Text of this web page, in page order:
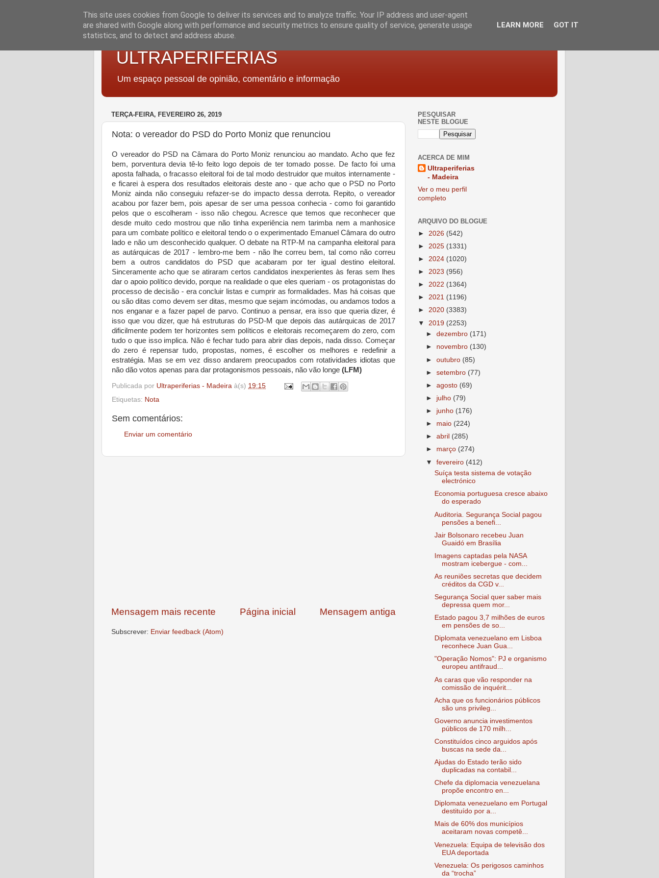
ULTRAPERIFERIAS
Um espaço pessoal de opinião, comentário e informação
TERÇA-FEIRA, FEVEREIRO 26, 2019
Nota: o vereador do PSD do Porto Moniz que renunciou
O vereador do PSD na Câmara do Porto Moniz renunciou ao mandato. Acho que fez
bem, porventura devia tê-lo feito logo depois de ter tomado posse. De facto foi uma
aposta falhada, o fracasso eleitoral foi de tal modo destruidor que muitos internamente -
e ficarei à espera dos resultados eleitorais deste ano - que acho que o PSD no Porto
Moniz ainda não conseguiu refazer-se do impacto dessa derrota. Repito, o vereador
acabou por fazer bem, pois apesar de ser uma pessoa conhecia - como foi garantido
pelos que o escolheram - isso não chegou. Acresce que temos que reconhecer que
desde muito cedo mostrou que não tinha experiência nem tarimba nem a manhosice
para um combate político e eleitoral tendo o o experimentado Emanuel Câmara do outro
lado e não um desconhecido qualquer. O debate na RTP-M na campanha eleitoral para
as autárquicas de 2017 - lembro-me bem - não lhe correu bem, tal como não correu
bem a outros candidatos do PSD que acabaram por ter igual destino eleitoral.
Sinceramente acho que se atiraram certos candidatos inexperientes às feras sem lhes
dar o apoio político devido, porque na realidade o que eles queriam - os protagonistas do
processo de decisão - era concluir listas e cumprir as formalidades. Mas há coisas que
ou são ditas como devem ser ditas, mesmo que sejam incómodas, ou andamos todos a
nos enganar e a fazer papel de parvo. Continuo a pensar, era isso que queria dizer, é
isso que vou dizer, que há estruturas do PSD-M que depois das autárquicas de 2017
dificilmente podem ter horizontes sem políticos e eleitorais recomeçarem do zero, com
tudo o que isso implica. Não é fechar tudo para abrir dias depois, nada disso. Começar
do zero é repensar tudo, propostas, nomes, é escolher os melhores e redefinir a
estratégia. Mas se em vez disso andarem preocupados com rotatividades idiotas que
não dão votos apenas para dar protagonismos pessoais, não vão longe (LFM)
Publicada por Ultraperiferias - Madeira à(s) 19:15
Etiquetas: Nota
Sem comentários:
Enviar um comentário
Mensagem mais recente Mensagem antiga
Página inicial
Subscrever: Enviar feedback (Atom)
PESQUISAR
NESTE BLOGUE
ACERCA DE MIM
Ultraperiferias
- Madeira
Ver o meu perfil
completo
ARQUIVO DO BLOGUE
► 2026 (542)
► 2025 (1331)
► 2024 (1020)
► 2023 (956)
► 2022 (1364)
► 2021 (1196)
► 2020 (3383)
▼ 2019 (2253)
►dezembro (171)
► novembro (130)
►outubro (85)
►setembro (77)
►agosto (69)
► julho (79)
► junho (176)
► maio (224)
►abril (285)
► março (274)
▼fevereiro (412)
Suíça testa sistema de votação
electrónico
Economia portuguesa cresce abaixo
do esperado
Auditoria. Segurança Social pagou
pensões a benefi...
Jair Bolsonaro recebeu Juan
Guaidó em Brasília
Imagens captadas pela NASA
mostram icebergue - com...
As reuniões secretas que decidem
créditos da CGD v...
Segurança Social quer saber mais
depressa quem mor...
Estado pagou 3,7 milhões de euros
em pensões de so...
Diplomata venezuelano em Lisboa
reconhece Juan Gua...
"Operação Nomos": PJ e organismo
europeu antifraud...
As caras que vão responder na
comissão de inquérit...
Acha que os funcionários públicos
são uns privileg...
Governo anuncia investimentos
públicos de 170 milh...
Constituídos cinco arguidos após
buscas na sede da...
Ajudas do Estado terão sido
duplicadas na contabil...
Chefe da diplomacia venezuelana
propõe encontro en...
Diplomata venezuelano em Portugal
destituído por a...
Mais de 60% dos municípios
aceitaram novas competê...
Venezuela: Equipa de televisão dos
EUA deportada
Venezuela: Os perigosos caminhos
da “trocha”
This site uses cookies from Google to deliver its services and to analyze traffic. Your IP address and user-agent
are shared with Google along with performance and security metrics to ensure quality of service, generate usage
statistics, and to detect and address abuse.
LEARN MORE GOT IT